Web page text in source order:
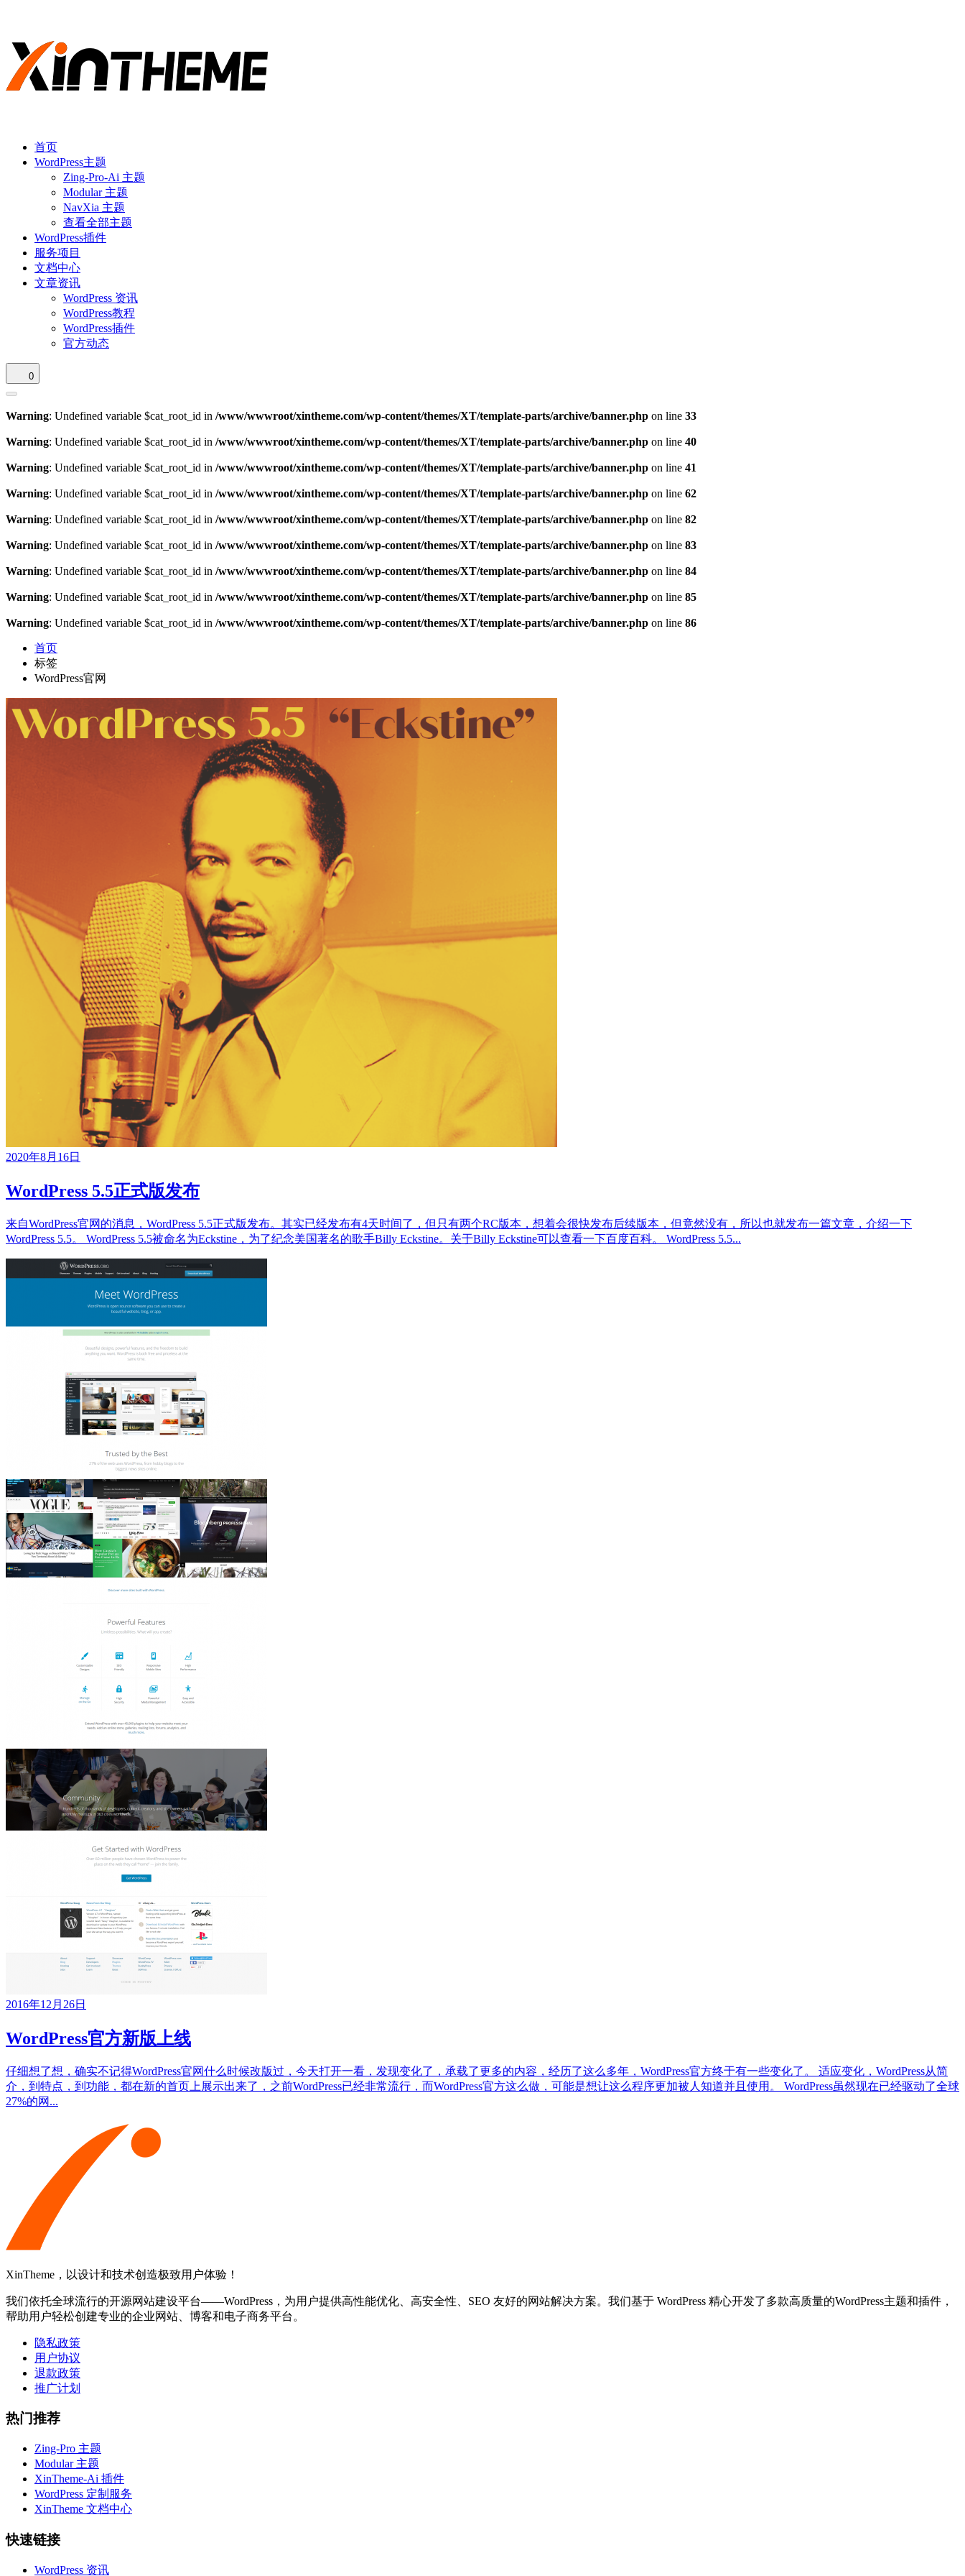
首页
WordPress主题
Zing-Pro-Ai 主题
Modular 主题
NavXia 主题
查看全部主题
WordPress插件
服务项目
文档中心
文章资讯
WordPress 资讯
WordPress教程
WordPress插件
官方动态
0
Warning: Undefined variable $cat_root_id in /www/wwwroot/xintheme.com/wp-content/themes/XT/template-parts/archive/banner.php on line 33
Warning: Undefined variable $cat_root_id in /www/wwwroot/xintheme.com/wp-content/themes/XT/template-parts/archive/banner.php on line 40
Warning: Undefined variable $cat_root_id in /www/wwwroot/xintheme.com/wp-content/themes/XT/template-parts/archive/banner.php on line 41
Warning: Undefined variable $cat_root_id in /www/wwwroot/xintheme.com/wp-content/themes/XT/template-parts/archive/banner.php on line 62
Warning: Undefined variable $cat_root_id in /www/wwwroot/xintheme.com/wp-content/themes/XT/template-parts/archive/banner.php on line 82
Warning: Undefined variable $cat_root_id in /www/wwwroot/xintheme.com/wp-content/themes/XT/template-parts/archive/banner.php on line 83
Warning: Undefined variable $cat_root_id in /www/wwwroot/xintheme.com/wp-content/themes/XT/template-parts/archive/banner.php on line 84
Warning: Undefined variable $cat_root_id in /www/wwwroot/xintheme.com/wp-content/themes/XT/template-parts/archive/banner.php on line 85
Warning: Undefined variable $cat_root_id in /www/wwwroot/xintheme.com/wp-content/themes/XT/template-parts/archive/banner.php on line 86
首页
标签
WordPress官网
2020年8月16日
WordPress 5.5正式版发布
来自WordPress官网的消息，WordPress 5.5正式版发布。其实已经发布有4天时间了，但只有两个RC版本，想着会很快发布后续版本，但竟然没有，所以也就发布一篇文章，介绍一下
WordPress 5.5。 WordPress 5.5被命名为Eckstine，为了纪念美国著名的歌手Billy Eckstine。关于Billy Eckstine可以查看一下百度百科。 WordPress 5.5...
2016年12月26日
WordPress官方新版上线
仔细想了想，确实不记得WordPress官网什么时候改版过，今天打开一看，发现变化了，承载了更多的内容，经历了这么多年，WordPress官方终于有一些变化了。 适应变化，WordPress从简
介，到特点，到功能，都在新的首页上展示出来了，之前WordPress已经非常流行，而WordPress官方这么做，可能是想让这么程序更加被人知道并且使用。 WordPress虽然现在已经驱动了全球
27%的网...
XinTheme，以设计和技术创造极致用户体验！
我们依托全球流行的开源网站建设平台——WordPress，为用户提供高性能优化、高安全性、SEO 友好的网站解决方案。我们基于 WordPress 精心开发了多款高质量的WordPress主题和插件，
帮助用户轻松创建专业的企业网站、博客和电子商务平台。
隐私政策
用户协议
退款政策
推广计划
热门推荐
Zing-Pro 主题
Modular 主题
XinTheme-Ai 插件
WordPress 定制服务
XinTheme 文档中心
快速链接
WordPress 资讯